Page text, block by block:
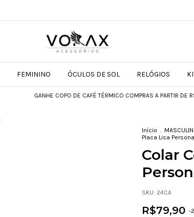
FEMININO ÓCULOS DE SOL RELÓGIOS
GANHE COPO DE CAFÉ TÉRMICO COMPRAS A PARTIR DE R$599
Início .
Placa Lisa
Colar
SKU: 24CA
R$79,90 -